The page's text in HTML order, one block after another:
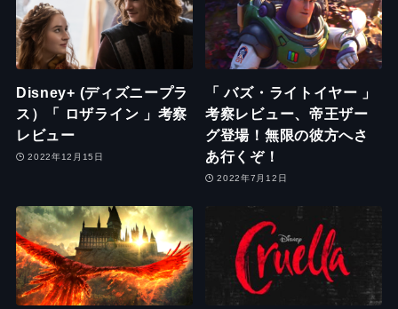
Disney+ (ディズニープラ
ス）「 ロザライン 」考察
レビュー
2022年12月15日
「 バズ・ライトイヤー 」
考察レビュー、帝王ザー
グ登場！無限の彼方へさ
あ行くぞ！
2022年7月12日